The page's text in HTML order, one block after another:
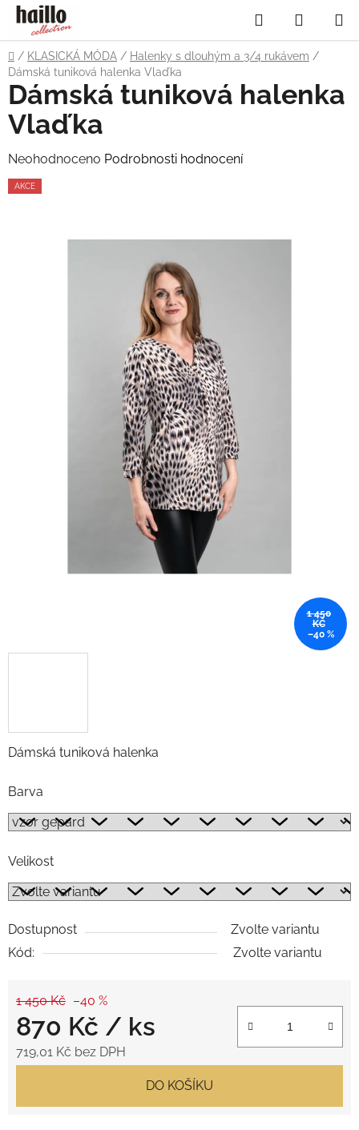
Přejít
obsah
Hledat
KOŠÍK
Domů
/ KLASICKÁ MÓDA / Halenky s dlouhým a 3/4 rukávem /
Dámská tuniková halenka Vlaďka
Dámská tuniková halenka
Barva
Velikost
Dostupnost
Zvolte variantu
Kód:
Zvolte variantu
1 450 Kč –40 %
870 Kč / ks
719,01 Kč bez DPH
DO KOŠÍKU
Dámská tuniková halenka
Vlaďka
Průměrné
hodnocení
Neohodnoceno Podrobnosti hodnocení
AKCE
1 450
KČ
–40 %